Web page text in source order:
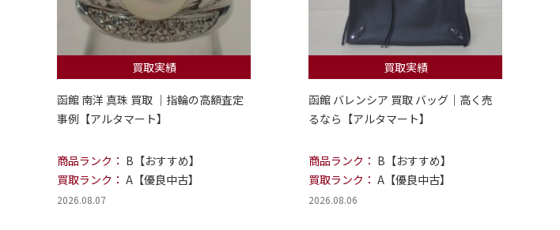
買取実績
函館 南洋 真珠 買取 ｜指輪の高額査定
事例【アルタマート】
商品ランク： B【おすすめ】
買取ランク： A【優良中古】
2026.08.07
買取実績
函館 バレンシア 買取 バッグ｜高く売
るなら【アルタマート】
商品ランク： B【おすすめ】
買取ランク： A【優良中古】
2026.08.06